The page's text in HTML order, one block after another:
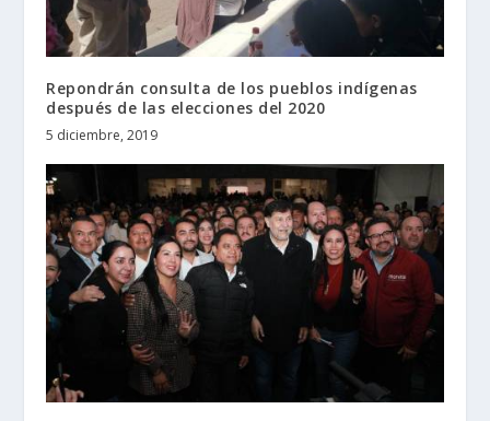
Repondrán consulta de los pueblos indígenas
después de las elecciones del 2020
5 diciembre, 2019